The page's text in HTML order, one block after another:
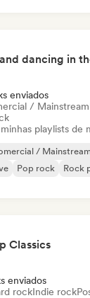
enviados
/ Mainstream
playlists de
/
Pop rock
Rock
Classics
enviados
rockIndie rock